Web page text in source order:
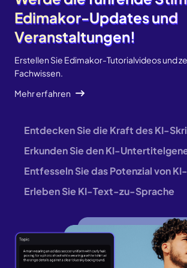
Edimakor-Updates und
Veranstaltungen!
Edimakor-Updates und
Veranstaltungen!
Erstellen Sie Edimakor-Tutorialvideos und
Fachwissen.
Mehr erfahren
Entdecken Sie die Kraft des KI-
Erkunden Sie den KI-
Entfesseln Sie das Potenzial von
Erleben Sie KI-Text-zu-Sprache